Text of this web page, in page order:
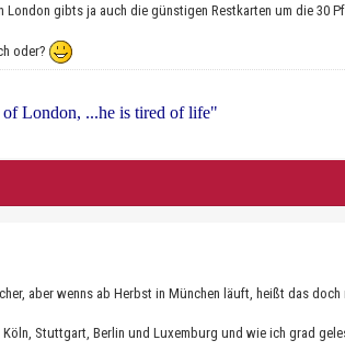
London gibts ja auch die günstigen Restkarten um die 30
oder?
London, ...he is tired of life"
aber wenns ab Herbst in München läuft, heißt das
Köln, Stuttgart, Berlin und Luxemburg und wie ich grad